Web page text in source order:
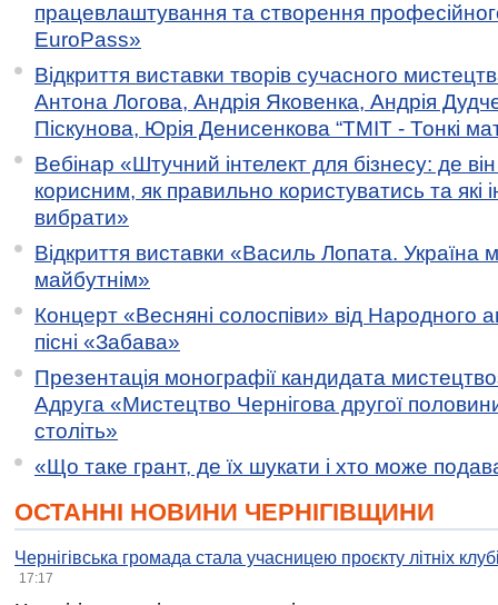
працевлаштування та створення
EuroPass»
Відкриття виставки творів сучасного
Антона Логова, Андрія Яковенка, Андрія
Піскунова, Юрія Денисенкова “ТМІТ - Тонкі
Вебінар «Штучний інтелект для бізнесу: де
корисним, як правильно користуватись та які
вибрати»
Відкриття виставки «Василь Лопата. Україна
майбутнім»
Концерт «Весняні солоспіви» від Народного
пісні «Забава»
Презентація монографії кандидата
Адруга «Мистецтво Чернігова другої
століть»
«Що таке грант, де їх шукати і хто може
ОСТАННІ НОВИНИ ЧЕРНІГІВЩИНИ
Чернігівська громада стала учасницею проєкту літніх
17:17